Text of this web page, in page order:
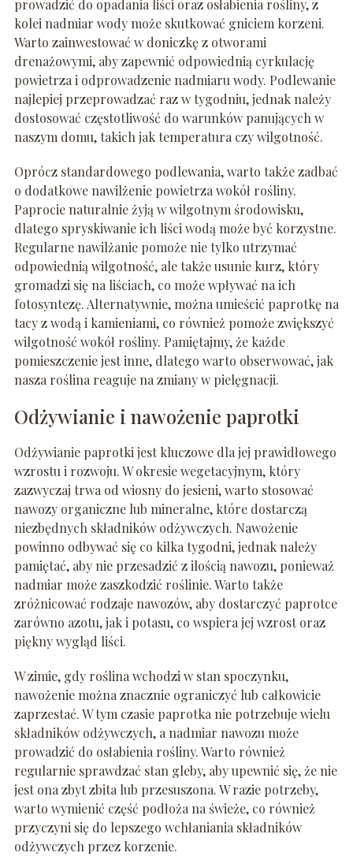
prowadzić do opadania liści oraz osłabienia rośliny, z
kolei nadmiar wody może skutkować gniciem korzeni.
Warto zainwestować w doniczkę z otworami
drenażowymi, aby zapewnić odpowiednią cyrkulację
powietrza i odprowadzenie nadmiaru wody. Podlewanie
najlepiej przeprowadzać raz w tygodniu, jednak należy
dostosować częstotliwość do warunków panujących w
naszym domu, takich jak temperatura czy wilgotność.
Oprócz standardowego podlewania, warto także zadbać
o dodatkowe nawilżenie powietrza wokół rośliny.
Paprocie naturalnie żyją w wilgotnym środowisku,
dlatego spryskiwanie ich liści wodą może być korzystne.
Regularne nawilżanie pomoże nie tylko utrzymać
odpowiednią wilgotność, ale także usunie kurz, który
gromadzi się na liściach, co może wpływać na ich
fotosyntezę. Alternatywnie, można umieścić paprotkę na
tacy z wodą i kamieniami, co również pomoże zwiększyć
wilgotność wokół rośliny. Pamiętajmy, że każde
pomieszczenie jest inne, dlatego warto obserwować, jak
nasza roślina reaguje na zmiany w pielęgnacji.
Odżywianie i nawożenie paprotki
Odżywianie paprotki jest kluczowe dla jej prawidłowego
wzrostu i rozwoju. W okresie wegetacyjnym, który
zazwyczaj trwa od wiosny do jesieni, warto stosować
nawozy organiczne lub mineralne, które dostarczą
niezbędnych składników odżywczych. Nawożenie
powinno odbywać się co kilka tygodni, jednak należy
pamiętać, aby nie przesadzić z ilością nawozu, ponieważ
nadmiar może zaszkodzić roślinie. Warto także
zróżnicować rodzaje nawozów, aby dostarczyć paprotce
zarówno azotu, jak i potasu, co wspiera jej wzrost oraz
piękny wygląd liści.
W zimie, gdy roślina wchodzi w stan spoczynku,
nawożenie można znacznie ograniczyć lub całkowicie
zaprzestać. W tym czasie paprotka nie potrzebuje wielu
składników odżywczych, a nadmiar nawozu może
prowadzić do osłabienia rośliny. Warto również
regularnie sprawdzać stan gleby, aby upewnić się, że nie
jest ona zbyt zbita lub przesuszona. W razie potrzeby,
warto wymienić część podłoża na świeże, co również
przyczyni się do lepszego wchłaniania składników
odżywczych przez korzenie.